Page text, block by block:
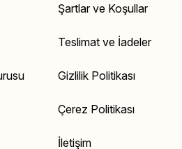
Şartlar ve Koşullar
Teslimat ve İadeler
Gizlilik Politikası
Çerez Politikası
İletişim